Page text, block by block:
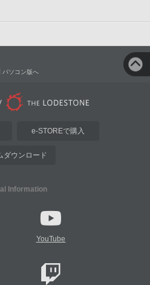
パソコン版へ
e-STOREで購入
ダウンロード
Information
YouTube